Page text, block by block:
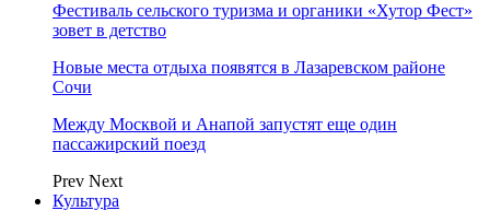
Фестиваль сельского туризма и органики «Хутор Фест»
зовет в детство
Новые места отдыха появятся в Лазаревском районе
Сочи
Между Москвой и Анапой запустят еще один
пассажирский поезд
Prev Next
Культура